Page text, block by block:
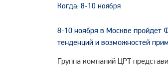
Когда: 8-10 ноября
8-10 ноября в Москве пройдет
тенденций и возможностей
Группа компаний ЦРТ